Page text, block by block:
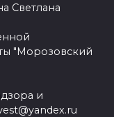
Светлана
"Морозовский
и